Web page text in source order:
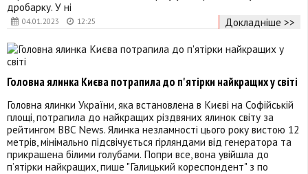
04.01.2023 12:25
дробарку. У ні
Докладніше >>
Головна ялинка Києва потрапила до п'ятірки найкращих у світі
Головна ялинки України, яка встановлена в Києві на Софійській
площі, потрапила до найкращих різдвяних ялинок світу за
рейтингом BBC News. Ялинка незламності цього року вистою 12
метрів, мінімально підсвічується гірляндами від генератора та
прикрашена білими голубами. Попри все, вона увійшла до
п’ятірки найкращих, пише "Галицький кореспондент" з по